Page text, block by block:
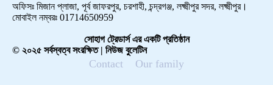
অফিসঃ মিজান প্লাজা, পূর্ব জাফরপুর, চরশাহী, চন্দ্রগঞ্জ, লক্ষ্মীপুর সদর, লক্ষ্মীপুর।
মোবাইল নম্বরঃ 01714650959
সোহাগ ট্রেডার্স এর একটি প্রতিষ্ঠান
© ২০২৫ সর্বস্বত্ব সংরক্ষিত | নিউজ বুলেটিন
Contact Our family